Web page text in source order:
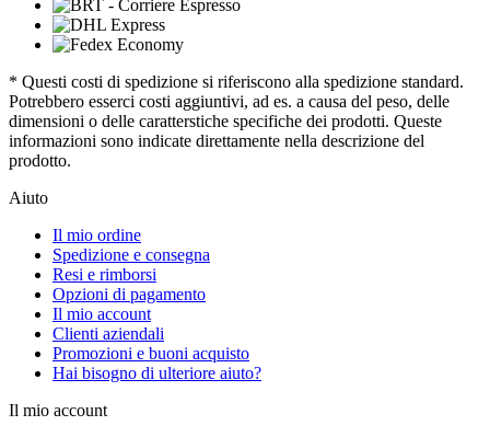
* Questi costi di spedizione si riferiscono alla spedizione standard.
Potrebbero esserci costi aggiuntivi, ad es. a causa del peso, delle
dimensioni o delle caratterstiche specifiche dei prodotti. Queste
informazioni sono indicate direttamente nella descrizione del
prodotto.
Aiuto
Il mio ordine
Spedizione e consegna
Resi e rimborsi
Opzioni di pagamento
Il mio account
Clienti aziendali
Promozioni e buoni acquisto
Hai bisogno di ulteriore aiuto?
Il mio account